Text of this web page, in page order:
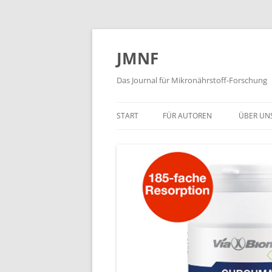
JMNF
Das Journal für Mikronährstoff-Forschung
START FÜR AUTOREN ÜBER